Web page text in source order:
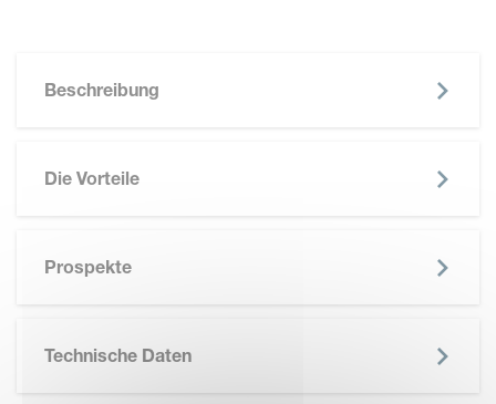
Beschreibung
Die Vorteile
Prospekte
Technische Daten